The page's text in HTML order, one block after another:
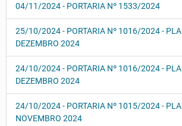
04/11/2024 - PORTARIA Nº 1533/2024
25/10/2024 - PORTARIA Nº 1016/2024 -
DEZEMBRO 2024
24/10/2024 - PORTARIA Nº 1016/2024 -
DEZEMBRO 2024
24/10/2024 - PORTARIA Nº 1015/2024 -
NOVEMBRO 2024